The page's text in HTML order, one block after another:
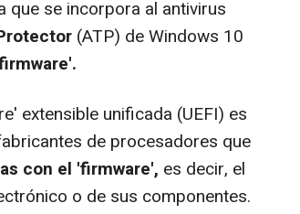
que se incorpora al antivirus
(ATP) de Windows 10
extensible unificada (UEFI) es
de procesadores que
con el 'firmware', es decir, el
o de sus componentes.